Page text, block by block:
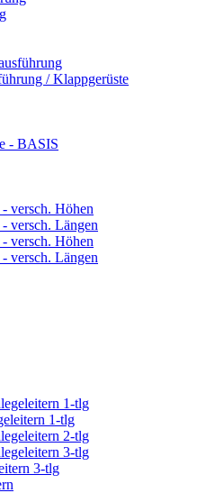
/ Klappgerüste
- BASIS
versch. Höhen
versch. Längen
versch. Höhen
versch. Längen
1-tlg
1-tlg
2-tlg
3-tlg
3-tlg